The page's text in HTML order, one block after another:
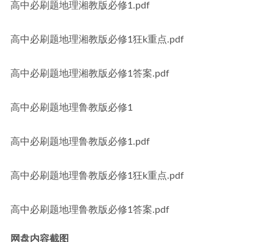
高中必刷题地理湘教版必修1.pdf
高中必刷题地理湘教版必修1狂k重点.pdf
高中必刷题地理湘教版必修1答案.pdf
高中必刷题地理鲁教版必修1
高中必刷题地理鲁教版必修1.pdf
高中必刷题地理鲁教版必修1狂k重点.pdf
高中必刷题地理鲁教版必修1答案.pdf
网盘内容截图